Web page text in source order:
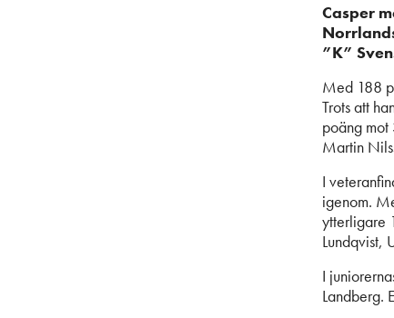
Casper
”K”
Med 188
Trots att
poäng
Martin
I
igenom.
ytterligare
Lundqvist,
I
Landberg.